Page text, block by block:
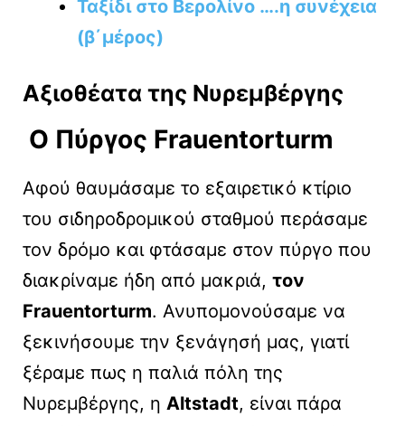
Ταξίδι στο Βερολίνο ….η συνέχεια
(β΄μέρος)
Αξιοθέατα της Νυρεμβέργης
Ο Πύργος Frauentorturm
Αφού θαυμάσαμε το εξαιρετικό κτίριο
του σιδηροδρομικού σταθμού περάσαμε
τον δρόμο και φτάσαμε στον πύργο που
διακρίναμε ήδη από μακριά, τον
Frauentorturm. Ανυπομονούσαμε να
ξεκινήσουμε την ξενάγησή μας, γιατί
ξέραμε πως η παλιά πόλη της
Νυρεμβέργης, η Altstadt, είναι πάρα